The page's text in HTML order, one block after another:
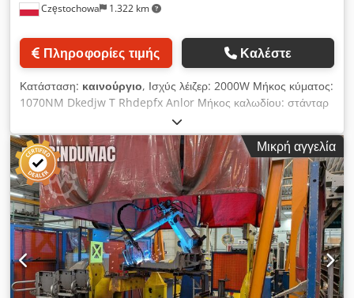
Częstochowa 1.322 km
Πληροφορίες τιμής Καλέστε
Κατάσταση: καινούργιο, Ισχύς λέιζερ: 2000W Μήκος κύματος:
1070NM Dkedjw T Rhdepfx Anlor Μήκος καλωδίου: στάνταρ
10m, προαιρετικά 15m Τρόπος λειτουργίας: συνεχής /
διαμορφωμένος Εύρος ταχύτητας συγκόλλησης: 0~120mm/s
Υδρόψυξη: εσωτερικός ψύκτης νερού Εύρος θερμοκρασίας
περιβάλλοντος: 15~35°C Εύρος υγρασίας χώρου εργασίας:
Μικρή αγγελία